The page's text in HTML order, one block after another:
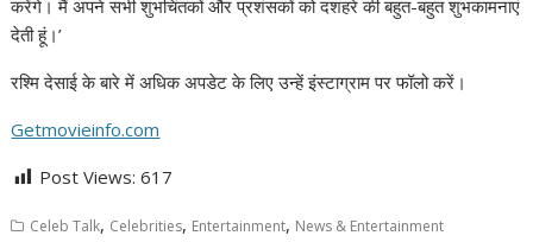
करेंगे। मैं अपने सभी शुभचिंतकों और प्रशंसकों को दशहरे की बहुत-बहुत शुभकामनाएं
देती हूं।’
रश्मि देसाई के बारे में अधिक अपडेट के लिए उन्हें इंस्टाग्राम पर फॉलो करें।
Getmovieinfo.com
Post Views: 617
Celeb Talk, Celebrities, Entertainment, News & Entertainment